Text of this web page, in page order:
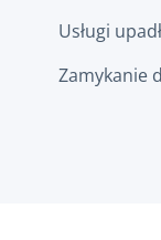
Usługi
Zamykanie